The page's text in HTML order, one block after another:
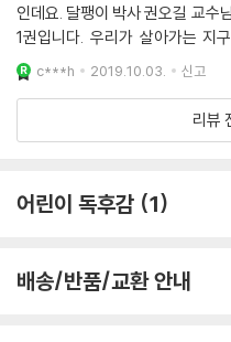
인데요. 달팽이 박사 권오길 교수
1권입니다. 우리가 살아가는 지
많으니 동물원이라는 말이 맞네
물원은 우리에 동물을 가둬두고
음에 들지 않는데, 지구는 어디든
c***h 2019.10.03. 신고
리뷰
어린이 독후감 1
배송/반품/교환 안내